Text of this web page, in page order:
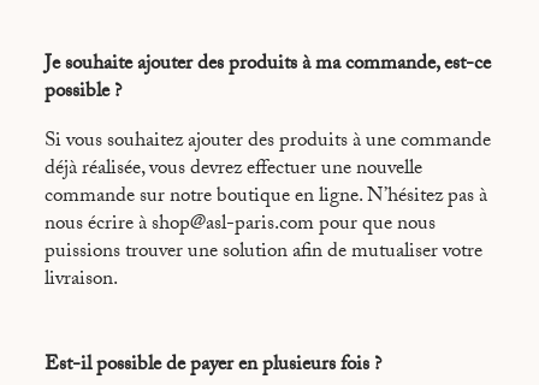
Je souhaite ajouter des produits à ma commande, est-ce
possible ?
Si vous souhaitez ajouter des produits à une commande
déjà réalisée, vous devrez effectuer une nouvelle
commande sur notre boutique en ligne. N’hésitez pas à
nous écrire à shop@asl-paris.com pour que nous
puissions trouver une solution afin de mutualiser votre
livraison.
Est-il possible de payer en plusieurs fois ?